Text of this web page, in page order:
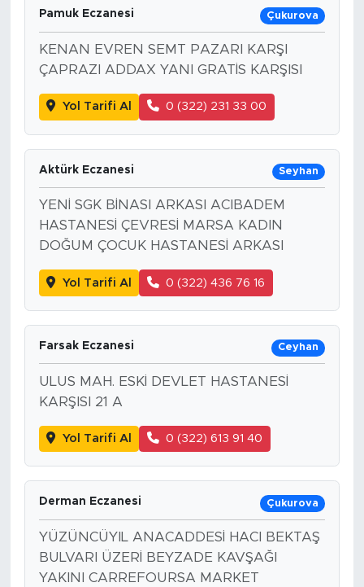
Pamuk Eczanesi Çukurova
KENAN EVREN SEMT PAZARI KARŞI
ÇAPRAZI ADDAX YANI GRATİS KARŞISI
Yol Tarifi Al 0 (322) 231 33 00
Aktürk Eczanesi Seyhan
YENİ SGK BİNASI ARKASI ACIBADEM
HASTANESİ ÇEVRESİ MARSA KADIN
DOĞUM ÇOCUK HASTANESİ ARKASI
Yol Tarifi Al 0 (322) 436 76 16
Farsak Eczanesi Ceyhan
ULUS MAH. ESKİ DEVLET HASTANESİ
KARŞISI 21 A
Yol Tarifi Al 0 (322) 613 91 40
Derman Eczanesi Çukurova
YÜZÜNCÜYIL ANACADDESİ HACI BEKTAŞ
BULVARI ÜZERİ BEYZADE KAVŞAĞI
YAKINI CARREFOURSA MARKET